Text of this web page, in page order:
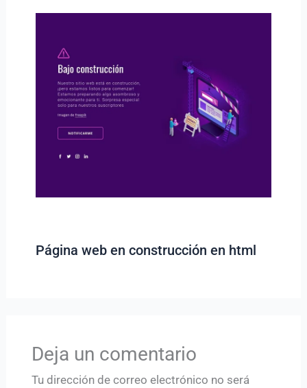
Página web en construcción en html
Deja un comentario
Tu dirección de correo electrónico no será